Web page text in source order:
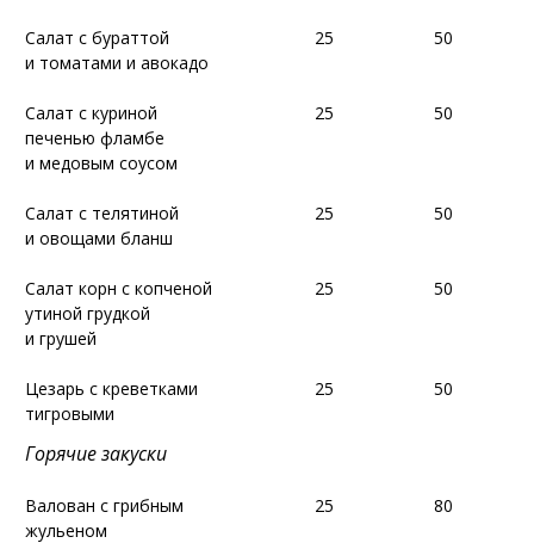
Салат с бураттой
и томатами и авокадо
25 50
Салат с куриной
печенью фламбе
и медовым соусом
25 50
Салат с телятиной
и овощами бланш
25 50
Салат корн с копченой
утиной грудкой
и грушей
25 50
Цезарь с креветками
тигровыми
25 50
Горячие закуски
Валован с грибным
жульеном
25 80
Салат с бураттой
и томатами и авокадо
25 50
Салат с куриной
печенью фламбе
и медовым соусом
25 50
Салат с телятиной
и овощами бланш
25 50
Салат корн с копченой
утиной грудкой
и грушей
25 50
Цезарь с креветками
тигровыми
25 50
Горячие закуски
Валован с грибным
жульеном
25 80